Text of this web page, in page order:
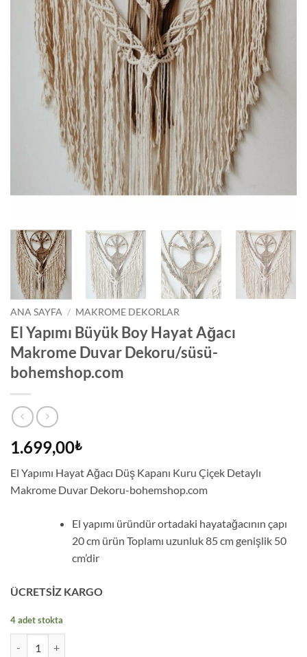
ANA SAYFA / MAKROME DEKORLAR
El Yapımı Büyük Boy Hayat Ağacı
Makrome Duvar Dekoru/süsü-
bohemshop.com
1.699,00₺
El Yapımı Hayat Ağacı Düş Kapanı Kuru Çiçek Detaylı
Makrome Duvar Dekoru-bohemshop.com
El yapımı üründür ortadaki hayatağacının çapı
20 cm ürün Toplamı uzunluk 85 cm genişlik 50
cm’dir
ÜCRETSİZ KARGO
4 adet stokta